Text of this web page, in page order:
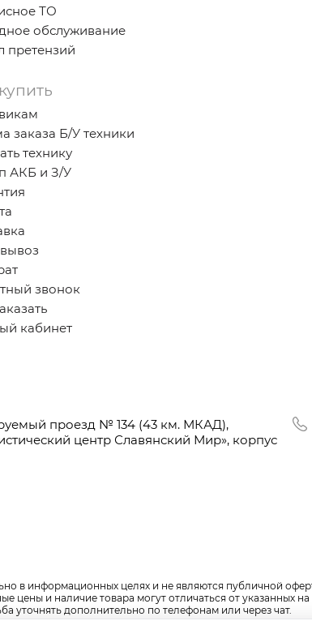
ТО
обслуживание
претензий
заказа Б/У техники
технику
АКБ и З/У
звонок
кабинет
проезд № 134 (43 км. МКАД),
центр Славянский Мир», корпус
в информационных целях и не являются публичной
и наличие товара могут отличаться от указанных
уточнять дополнительно по телефонам или через чат.